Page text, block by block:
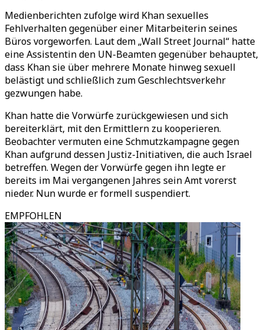
Medienberichten zufolge wird Khan sexuelles
Fehlverhalten gegenüber einer Mitarbeiterin seines
Büros vorgeworfen. Laut dem „Wall Street Journal“ hatte
eine Assistentin den UN-Beamten gegenüber behauptet,
dass Khan sie über mehrere Monate hinweg sexuell
belästigt und schließlich zum Geschlechtsverkehr
gezwungen habe.
Khan hatte die Vorwürfe zurückgewiesen und sich
bereiterklärt, mit den Ermittlern zu kooperieren.
Beobachter vermuten eine Schmutzkampagne gegen
Khan aufgrund dessen Justiz-Initiativen, die auch Israel
betreffen. Wegen der Vorwürfe gegen ihn legte er
bereits im Mai vergangenen Jahres sein Amt vorerst
nieder. Nun wurde er formell suspendiert.
EMPFOHLEN